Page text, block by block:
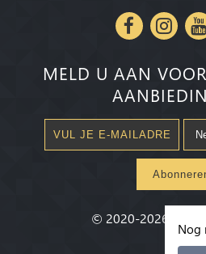
MELD U AAN
© 2020-2026
Nog